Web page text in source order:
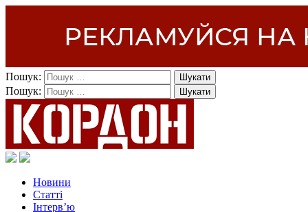
Пошук:
Пошук:
Новини
Статті
Інтерв’ю